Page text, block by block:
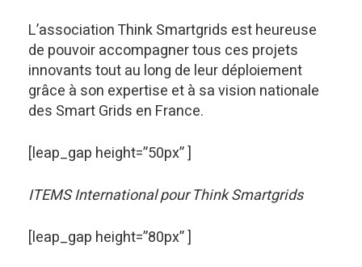
L’association Think Smartgrids est heureuse
de pouvoir accompagner tous ces projets
innovants tout au long de leur déploiement
grâce à son expertise et à sa vision nationale
des Smart Grids en France.
[leap_gap height=”50px” ]
ITEMS International pour Think Smartgrids
[leap_gap height=”80px” ]